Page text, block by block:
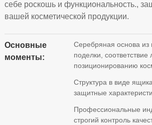
себе роскошь и функциональность.,
вашей косметической продукции.
Основные
моменты:
Серебряная основа из
поделки,
позиционированию
Структура в виде
защитные
Профессиональные
строгий контроль